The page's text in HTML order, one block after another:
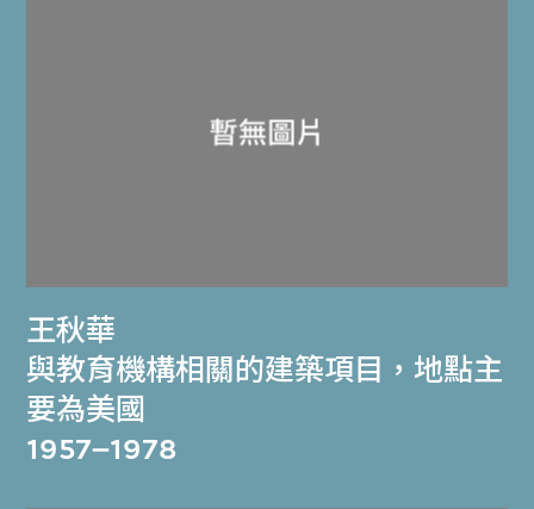
王秋華
與教育機構相關的建築項目，地點主
要為美國
1957–1978